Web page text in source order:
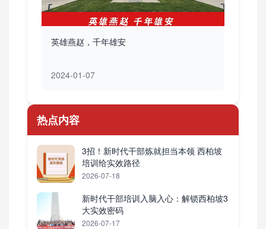
英雄燕赵，千年雄安
2024-01-07
热点内容
3招！新时代干部炼就担当本领 西柏坡
培训给实效路径
2026-07-18
新时代干部培训入脑入心：解锁西柏坡3
大实效密码
2026-07-17